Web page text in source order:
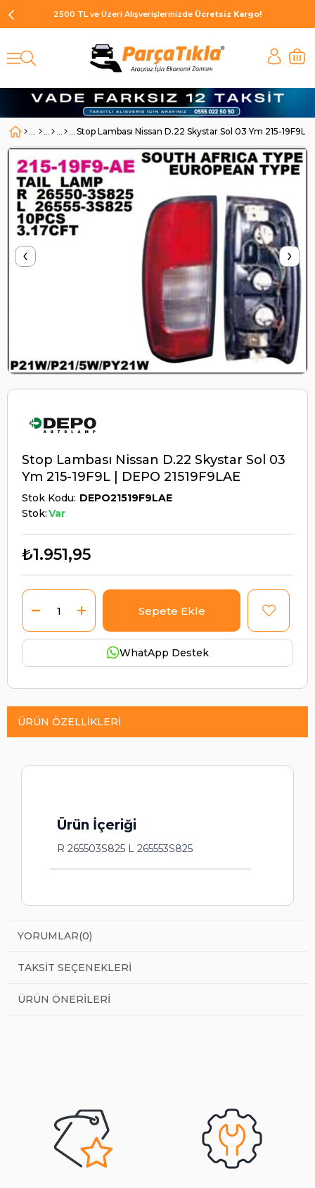
2500 TL ve Üzeri Alışverişlerinizde Ücretsiz Kargo!
Stop Lambası Nissan D.22 Skystar Sol 03 Ym 215-19F9L |
‹ ›
Stop Lambası Nissan D.22 Skystar Sol 03
Ym 215-19F9L | DEPO 21519F9LAE
Stok Kodu DEPO21519F9LAE
Stok:Var
₺1.951,95
WhatApp Destek
ÜRÜN ÖZELLIKLERI
Ürün İçeriği
R 265503S825 L 265553S825
YORUMLAR(0)
TAKSIT SEÇENEKLERI
ÜRÜN ÖNERILERI